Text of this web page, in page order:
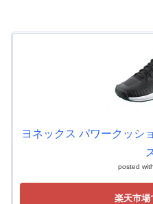
ヨネックス パワークッシ
posted with
楽天市場